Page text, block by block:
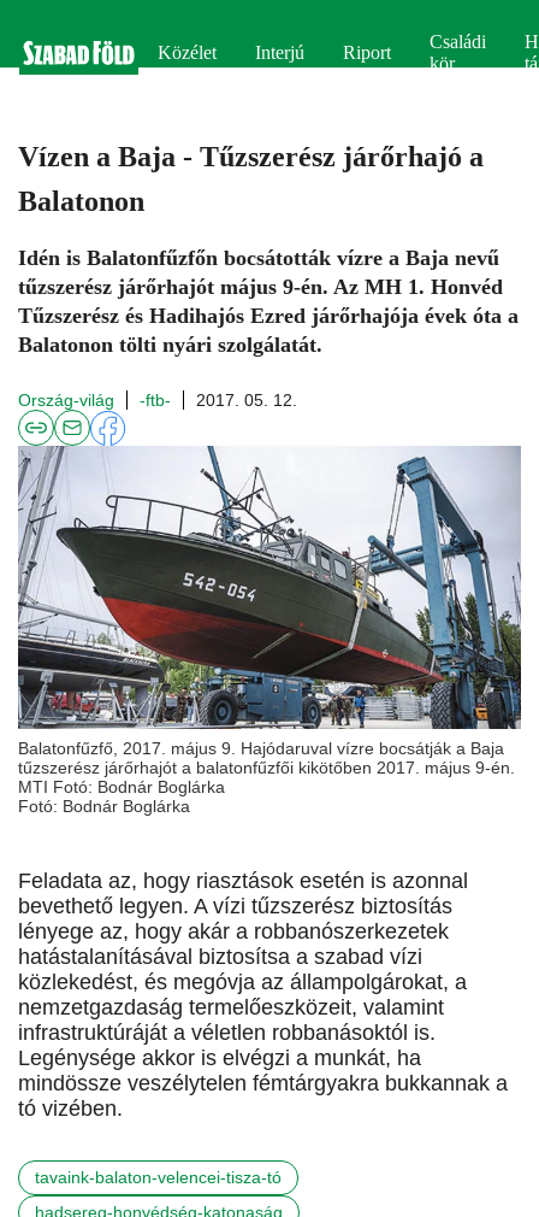
Közélet Interjú Riport
Családi
kör
Vízen a Baja - Tűzszerész járőrhajó a
Balatonon
Idén is Balatonfűzfőn bocsátották vízre a Baja nevű
tűzszerész járőrhajót május 9-én. Az MH 1. Honvéd
Tűzszerész és Hadihajós Ezred járőrhajója évek óta a
Balatonon tölti nyári szolgálatát.
Ország-világ -ftb- 2017. 05. 12.
Balatonfűzfő, 2017. május 9. Hajódaruval vízre bocsátják a Baja
tűzszerész járőrhajót a balatonfűzfői kikötőben 2017. május 9-én.
MTI Fotó: Bodnár Boglárka
Fotó: Bodnár Boglárka
Feladata az, hogy riasztások esetén is azonnal
bevethető legyen. A vízi tűzszerész biztosítás
lényege az, hogy akár a robbanószerkezetek
hatástalanításával biztosítsa a szabad vízi
közlekedést, és megóvja az állampolgárokat, a
nemzetgazdaság termelőeszközeit, valamint
infrastruktúráját a véletlen robbanásoktól is.
Legénysége akkor is elvégzi a munkát, ha
mindössze veszélytelen fémtárgyakra bukkannak a
tó vizében.
tavaink-balaton-velencei-tisza-tó
hadsereg-honvédség-katonaság